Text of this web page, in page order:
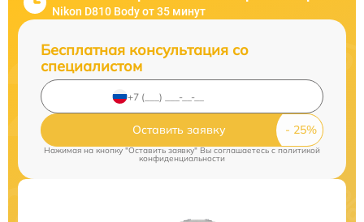
Nikon D810 Body от 35 минут
Бесплатная консультация со
специалистом
Оставить заявку
Нажимая на кнопку "Оставить заявку" Вы соглашаетесь cполитикой
конфиденциальности